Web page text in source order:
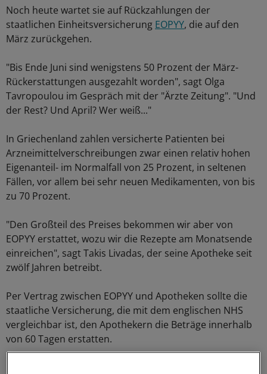
Noch heute wartet sie auf Rückzahlungen der
staatlichen Einheitsversicherung EOPYY, die auf den
März zurückgehen.
"Bis Ende Juni sind wenigstens 50 Prozent der März-
Rückerstattungen ausgezahlt worden", sagt Olga
Tavropoulou im Gespräch mit der "Ärzte Zeitung". "Und
der Rest? Und April? Wer weiß..."
In Griechenland zahlen versicherte Patienten bei
Arzneimittelverschreibungen zwar einen relativ hohen
Eigenanteil- im Normalfall von 25 Prozent, in seltenen
Fällen, vor allem bei sehr neuen Medikamenten, von bis
zu 70 Prozent.
"Den Großteil des Preises bekommen wir aber von
EOPYY erstattet, wozu wir die Rezepte am Monatsende
einreichen", sagt Takis Livadas, der seine Apotheke seit
zwölf Jahren betreibt.
Per Vertrag zwischen EOPYY und Apotheken sollte die
staatliche Versicherung, die mit dem englischen NHS
vergleichbar ist, den Apothekern die Beträge innerhalb
von 60 Tagen erstatten.